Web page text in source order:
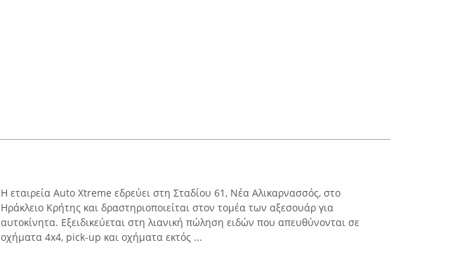
Η εταιρεία Auto Xtreme εδρεύει στη Σταδίου 61, Νέα Αλικαρνασσός, στο
Ηράκλειο Κρήτης και δραστηριοποιείται στον τομέα των αξεσουάρ για
αυτοκίνητα. Εξειδικεύεται στη λιανική πώληση ειδών που απευθύνονται σε
οχήματα 4x4, pick-up και οχήματα εκτός ...